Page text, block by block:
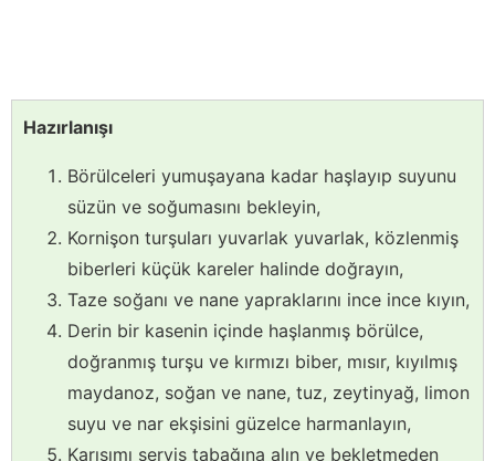
Hazırlanışı
Börülceleri yumuşayana kadar haşlayıp suyunu
süzün ve soğumasını bekleyin,
Kornişon turşuları yuvarlak yuvarlak, közlenmiş
biberleri küçük kareler halinde doğrayın,
Taze soğanı ve nane yapraklarını ince ince kıyın,
Derin bir kasenin içinde haşlanmış börülce,
doğranmış turşu ve kırmızı biber, mısır, kıyılmış
maydanoz, soğan ve nane, tuz, zeytinyağ, limon
suyu ve nar ekşisini güzelce harmanlayın,
Karışımı servis tabağına alın ve bekletmeden